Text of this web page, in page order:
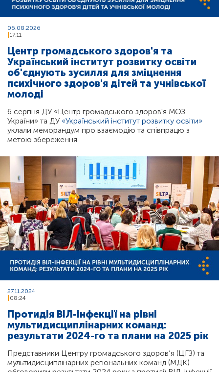
06.08.2026
17:11
Центр громадського здоров'я та
Український інститут розвитку освіти
об'єднують зусилля для зміцнення
психічного здоров'я дітей та учнівської
молоді
6 серпня ДУ «Центр громадського здоров'я МОЗ
України» та ДУ «Український інститут розвитку освіти»
уклали меморандум про взаємодію та співпрацю з
метою збереження
27.11.2024
08:24
Протидія ВІЛ-інфекції на рівні
мультидисциплінарних команд:
результати 2024-го та плани на 2025 рік
Представники Центру громадського здоров’я (ЦГЗ) та
мультидисциплінарних регіональних команд (МДК)